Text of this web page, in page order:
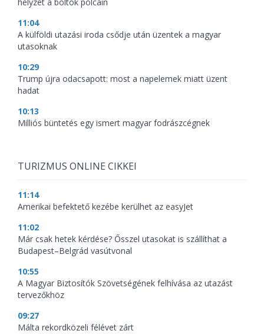
helyzet a boltok polcain
11:04
A külföldi utazási iroda csődje után üzentek a magyar
utasoknak
10:29
Trump újra odacsapott: most a napelemek miatt üzent
hadat
10:13
Milliós büntetés egy ismert magyar fodrászcégnek
TURIZMUS ONLINE CIKKEI
11:14
Amerikai befektető kezébe kerülhet az easyJet
11:02
Már csak hetek kérdése? Ősszel utasokat is szállíthat a
Budapest–Belgrád vasútvonal
10:55
A Magyar Biztosítók Szövetségének felhívása az utazást
tervezőkhöz
09:27
Málta rekordközeli félévet zárt